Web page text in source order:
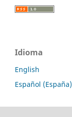
Idioma
English
Español (España)